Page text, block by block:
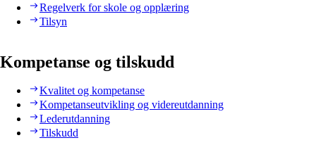
Regelverk for skole og opplæring
Tilsyn
Kompetanse og tilskudd
Kvalitet og kompetanse
Kompetanseutvikling og videreutdanning
Lederutdanning
Tilskudd